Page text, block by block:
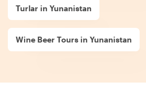
Turlar in Yunanistan
Wine Beer Tours in Yunanistan